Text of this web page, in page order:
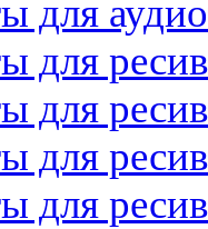
для
для
для
для
для